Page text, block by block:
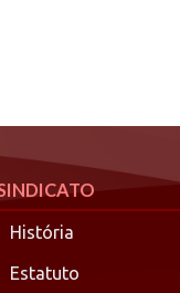
História
Estatuto